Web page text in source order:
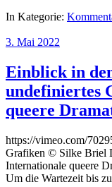
In Kategorie:
3. Mai 2022
Einblick in
undefiniertes
queere
https://vimeo.com/
Grafiken © Silke Briel
Internationale queere
Um die Wartezeit bis